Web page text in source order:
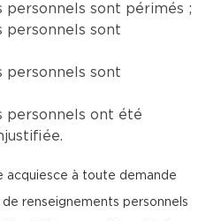
personnels sont périmés ;
personnels sont
personnels sont
personnels ont été
acquiesce à toute demande
renseignements personnels